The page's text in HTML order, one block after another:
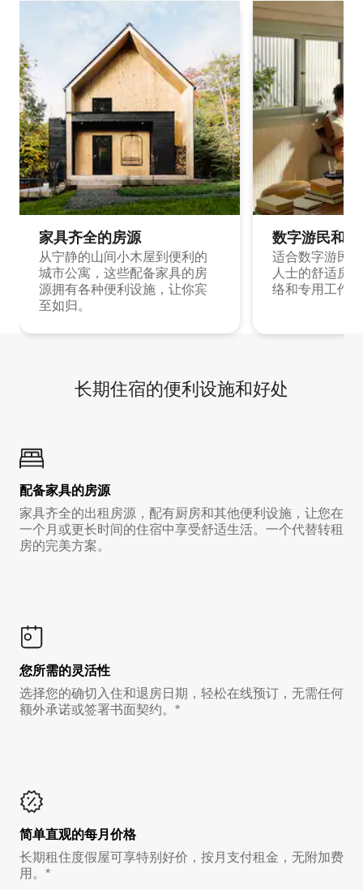
家具齐全的房源
从宁静的山间小木屋到便利的
城市公寓，这些配备家具的房
源拥有各种便利设施，让你宾
至如归。
数字游民和
适合数字游民
人士的舒适房
络和专用工作
长期住宿的便利设施和好处
配备家具的房源
家具齐全的出租房源，配有厨房和其他便利设施，让您在
一个月或更长时间的住宿中享受舒适生活。一个代替转租
房的完美方案。
您所需的灵活性
选择您的确切入住和退房日期，轻松在线预订，无需任何
额外承诺或签署书面契约。*
简单直观的每月价格
长期租住度假屋可享特别好价，按月支付租金，无附加费
用。*